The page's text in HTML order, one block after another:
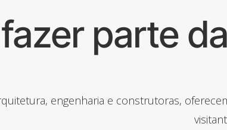
parte
engenharia e construtoras,